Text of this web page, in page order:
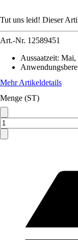
Tut uns leid! Dieser
Art.-Nr. 12589451
Aussaatzeit: Mai,
Mehr Artikeldetails
Menge (ST)